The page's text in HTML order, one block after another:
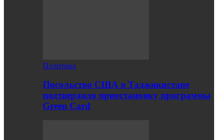
Политика
Посольство США в Таджикистане
подтвердило приостановку программы
Green Card